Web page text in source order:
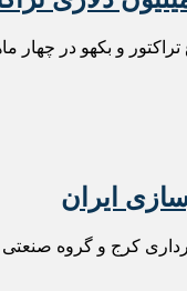
ایران از تولید بیش از
ایران
کرج و گروه صنعتی